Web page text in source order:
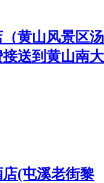
黄山风景区汤
送到黄山南大
(屯溪老街黎